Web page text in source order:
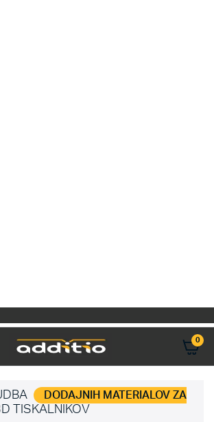
0
DODAJNIH MATERIALOV ZA
TISKALNIKOV